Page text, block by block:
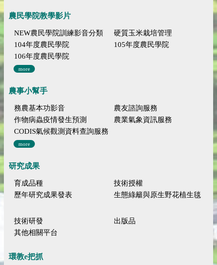
農民學院教學影片
NEW農民學院訓練影音分類
硬質玉米栽培管理
104年度農民學院
105年度農民學院
106年度農民學院
more
農事小幫手
務農基本功影音
農友諮詢服務
作物病蟲疫情發生預測
農業氣象資訊服務
CODIS氣候觀測資料查詢服務
more
研究成果
育成品種
技術授權
歷年研究成果發表
生態綠籬與原生野花植生毯
技術研發
出版品
其他相關平台
環教e把抓